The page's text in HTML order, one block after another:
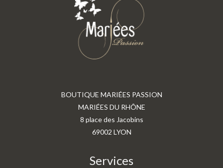
BOUTIQUE MARIÉES PASSION
MARIÉES DU RHÔNE
8 place des Jacobins
69002 LYON
Services